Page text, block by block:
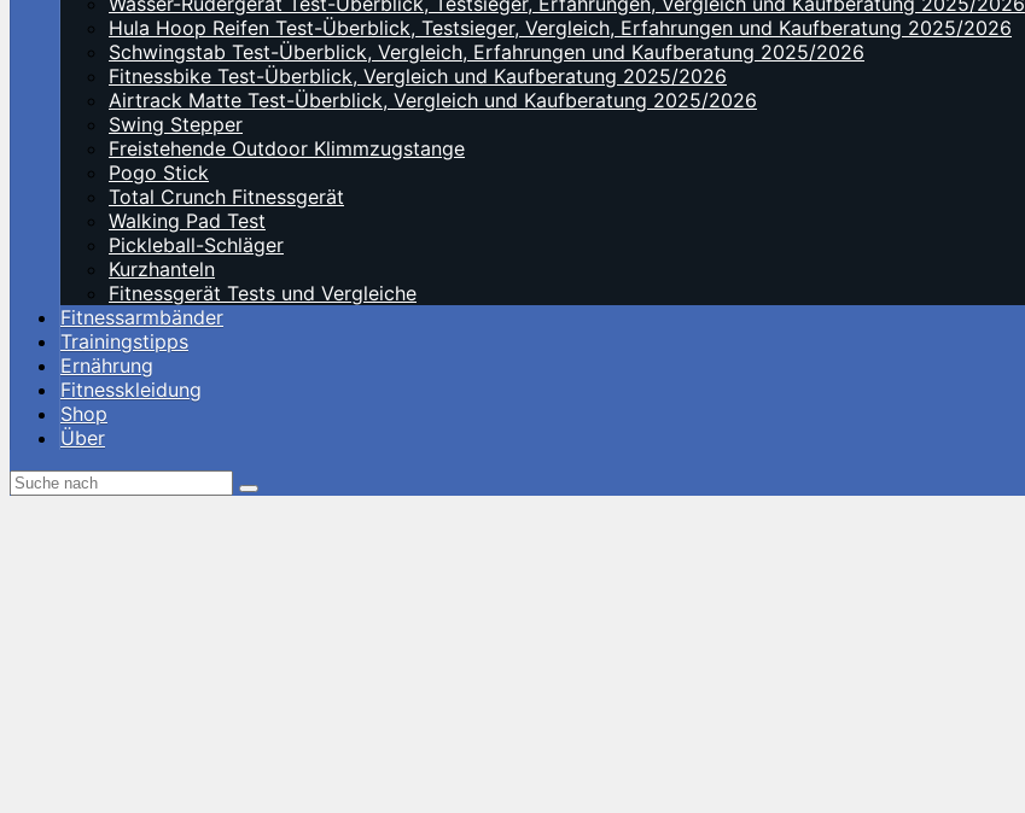
Hula Hoop Reifen Test-Überblick, Testsieger, Vergleich, Erfahrungen und Kaufberatung 2025/2026
Schwingstab Test-Überblick, Vergleich, Erfahrungen und Kaufberatung 2025/2026
Fitnessbike Test-Überblick, Vergleich und Kaufberatung 2025/2026
Airtrack Matte Test-Überblick, Vergleich und Kaufberatung 2025/2026
Swing Stepper
Freistehende Outdoor Klimmzugstange
Pogo Stick
Total Crunch Fitnessgerät
Walking Pad Test
Pickleball-Schläger
Kurzhanteln
Fitnessgerät Tests und Vergleiche
Fitnessarmbänder
Trainingstipps
Ernährung
Fitnesskleidung
Shop
Über